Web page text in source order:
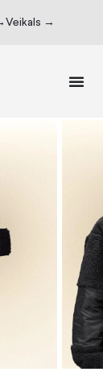
Veikals →